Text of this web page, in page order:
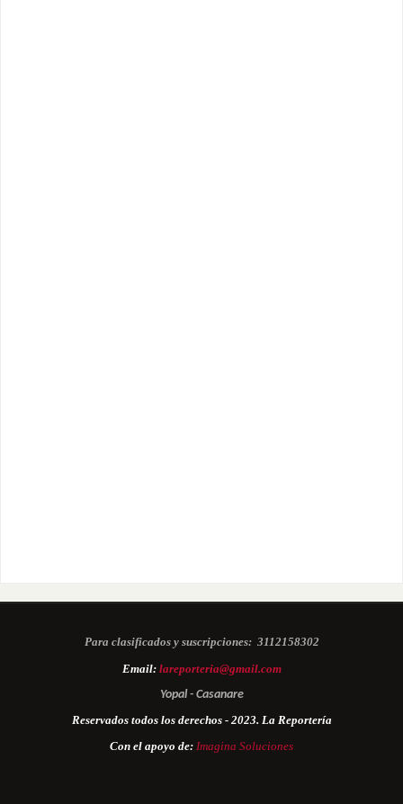
Para clasificados y suscripciones: 3112158302
Email: lareporteria@gmail.com
Yopal - Casanare
Reservados todos los derechos - 2023. La Reportería
Con el apoyo de: Imagina Soluciones